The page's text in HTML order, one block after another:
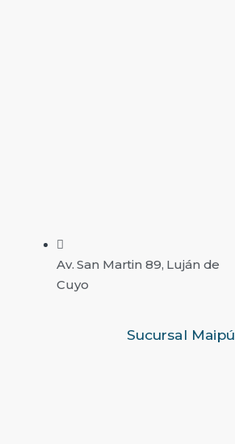
Av. San Martin 89, Luján de
Cuyo
Sucursal Maipú